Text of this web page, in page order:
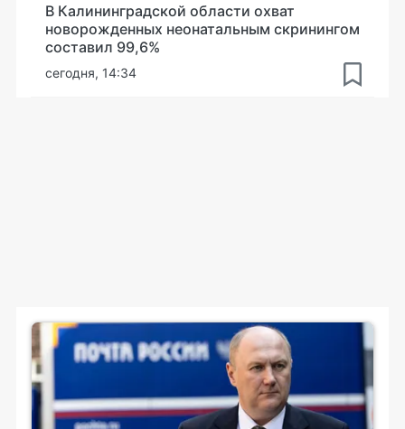
В Калининградской области охват
новорожденных неонатальным скринингом
составил 99,6%
сегодня, 14:34